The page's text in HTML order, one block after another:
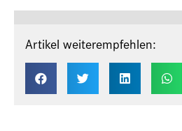
Artikel weiterempfehlen: